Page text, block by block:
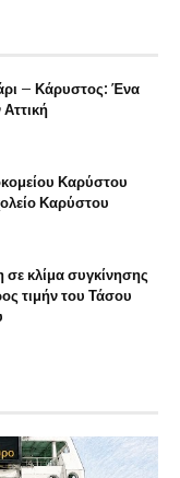
– Κάρυστος: Ένα
Καρύστου
Καρύστου
κλίμα συγκίνησης
τιμήν του Τάσου